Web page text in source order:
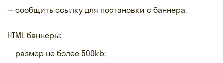
сообщить ссылку для постановки с баннера.
HTML баннеры:
размер не более 500kb;